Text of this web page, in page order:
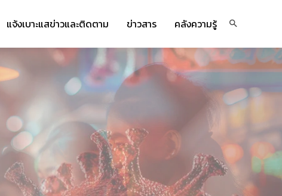
แจ้งเบาะแสข่าวและติดตาม ข่าวสาร คลังความรู้